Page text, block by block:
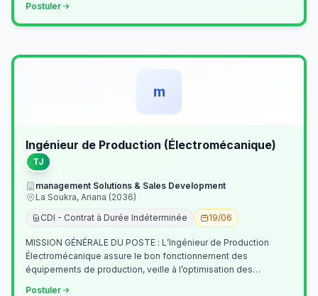
Postuler
m
Ingénieur de Production (Électromécanique)
TJ
management Solutions & Sales Development
La Soukra, Ariana (2036)
CDI - Contrat à Durée Indéterminée
19/06
MISSION GÉNÉRALE DU POSTE : L’Ingénieur de Production
Électromécanique assure le bon fonctionnement des
équipements de production, veille à l’optimisation des
Postuler